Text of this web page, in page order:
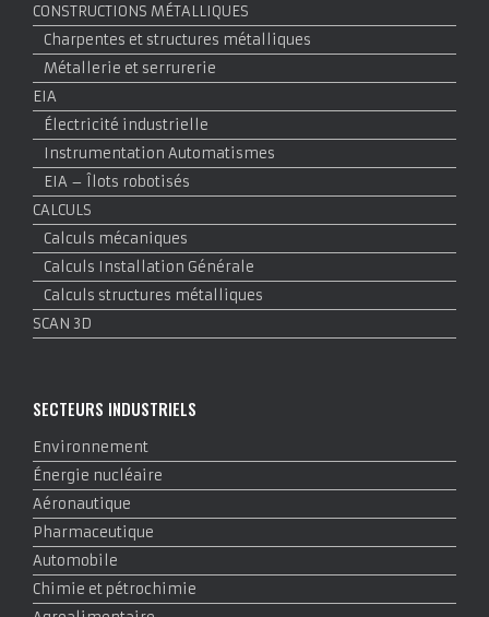
CONSTRUCTIONS MÉTALLIQUES
Charpentes et structures métalliques
Métallerie et serrurerie
EIA
Électricité industrielle
Instrumentation Automatismes
EIA – Îlots robotisés
CALCULS
Calculs mécaniques
Calculs Installation Générale
Calculs structures métalliques
SCAN 3D
SECTEURS INDUSTRIELS
Environnement
Énergie nucléaire
Aéronautique
Pharmaceutique
Automobile
Chimie et pétrochimie